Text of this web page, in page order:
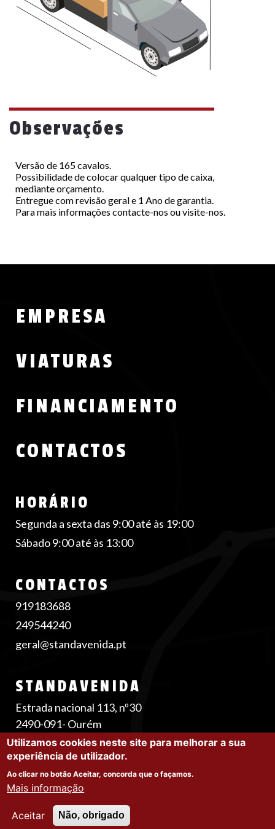
Observações
Versão de 165 cavalos.
Possibilidade de colocar qualquer tipo de caixa,
mediante orçamento.
Entregue com revisão geral e 1 Ano de garantia.
Para mais informações contacte-nos ou visite-nos.
Menu
Footer
EMPRESA
VIATURAS
FINANCIAMENTO
CONTACTOS
HORÁRIO
Segunda a sexta das 9:00 até às 19:00
Sábado 9:00 até às 13:00
CONTACTOS
919183688
249544240
geral@standavenida.pt
STANDAVENIDA
Estrada nacional 113, nº30
2490-091- Ourém
©2025 Stand Avenida |Política de Privacidade
Política de Cookies
Menu
Utilizamos cookies neste site para melhorar a sua
experiência de utilizador.
Ao clicar no botão Aceitar, concorda que o façamos.
Mais informação
Aceitar Não, obrigado